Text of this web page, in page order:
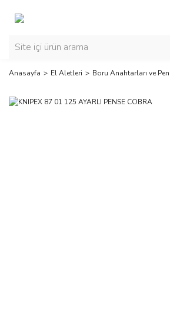
Anasayfa El Aletleri Boru Anahtarları ve